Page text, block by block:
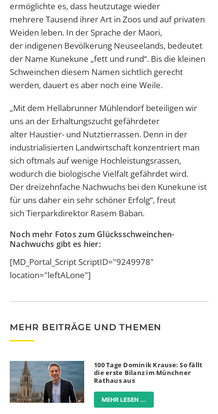
ermöglichte es, dass heutzutage wieder
mehrere Tausend ihrer Art in Zoos und auf privaten
Weiden leben. In der Sprache der Maori,
der indigenen Bevölkerung Neuseelands, bedeutet
der Name Kunekune „fett und rund“. Bis die kleinen
Schweinchen diesem Namen sichtlich gerecht
werden, dauert es aber noch eine Weile.
„Mit dem Hellabrunner Mühlendorf beteiligen wir
uns an der Erhaltungszucht gefährdeter
alter Haustier- und Nutztierrassen. Denn in der
industrialisierten Landwirtschaft konzentriert man
sich oftmals auf wenige Hochleistungsrassen,
wodurch die biologische Vielfalt gefährdet wird.
Der dreizehnfache Nachwuchs bei den Kunekune ist
für uns daher ein sehr schöner Erfolg“, freut
sich Tierparkdirektor Rasem Baban.
Noch mehr Fotos zum Glücksschweinchen-
Nachwuchs gibt es hier:
[MD_Portal_Script ScriptID="9249978"
location="leftALone"]
MEHR BEITRÄGE UND THEMEN
100 Tage Dominik Krause: So fällt
die erste Bilanz im Münchner
Rathaus aus
MEHR LESEN ...